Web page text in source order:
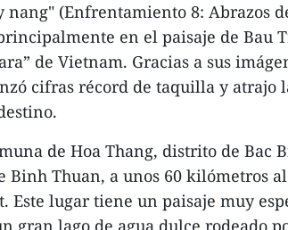
nang" (Enfrentamiento 8: Abrazos
en el paisaje de Bau
de Vietnam. Gracias a sus
cifras récord de taquilla y atrajo
de Hoa Thang, distrito de Bac
Thuan, a unos 60 kilómetros al
Este lugar tiene un paisaje muy
gran lago de agua dulce rodeado